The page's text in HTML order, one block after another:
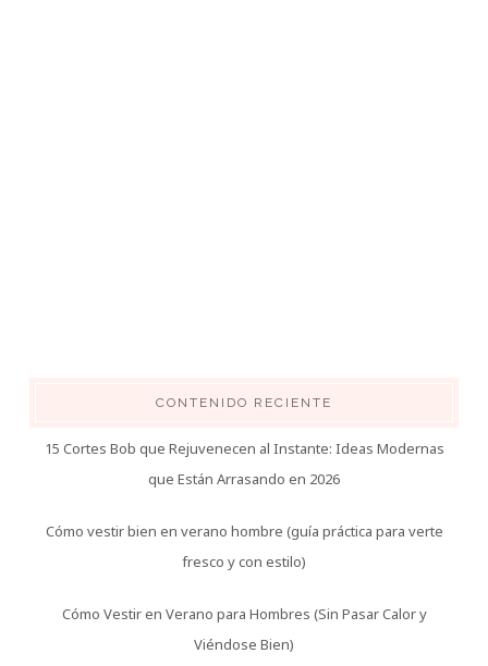
CONTENIDO RECIENTE
15 Cortes Bob que Rejuvenecen al Instante: Ideas Modernas
que Están Arrasando en 2026
Cómo vestir bien en verano hombre (guía práctica para verte
fresco y con estilo)
Cómo Vestir en Verano para Hombres (Sin Pasar Calor y
Viéndose Bien)